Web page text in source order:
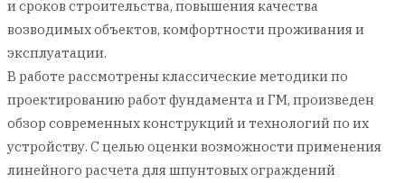
и сроков строительства, повышения качества
возводимых объектов, комфортности проживания и
эксплуатации.
В работе рассмотрены классические методики по
проектированию работ фундамента и ГМ, произведен
обзор современных конструкций и технологий по их
устройству. С целью оценки возможности применения
линейного расчета для шпунтовых ограждений